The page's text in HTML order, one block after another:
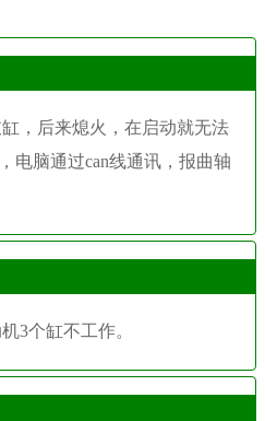
，后来熄火，在启动就无法
电脑通过can线通讯，报曲轴
3个缸不工作。